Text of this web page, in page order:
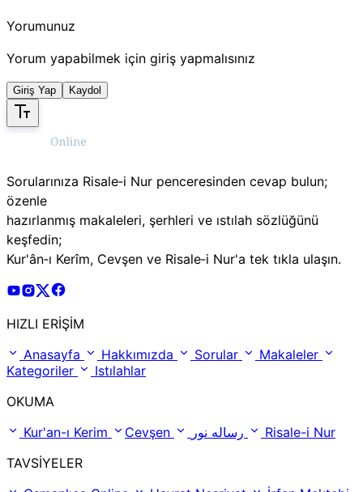
Yorumunuz
Yorum yapabilmek için giriş yapmalısınız
Giriş Yap Kaydol
Sorularınıza Risale‑i Nur penceresinden cevap bulun;
özenle
hazırlanmış makaleleri, şerhleri ve ıstılah sözlüğünü
keşfedin;
Kur'ân‑ı Kerîm, Cevşen ve Risale‑i Nur'a tek tıkla ulaşın.
Risale Online Youtube Hesabı
Risale Online Instagram Hesabı
Risale Online X Hesabı
HIZLI ERİŞİM
Anasayfa
Hakkımızda Sorular
Makaleler
Kategoriler
Istılahlar
OKUMA
Kur'an-ı Kerim
Cevşen
Risale-i Nur
TAVSİYELER